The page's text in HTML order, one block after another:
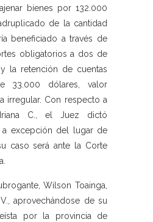
bienes por 132.000
de la cantidad
beneficiado a través de
obligatorios a dos de
la retención de cuentas
33.000 dólares, valor
irregular. Con respecto a
C., el Juez dictó
a excepción del lugar de
caso será ante la Corte
Wilson Toainga,
aprovechándose de su
por la provincia de